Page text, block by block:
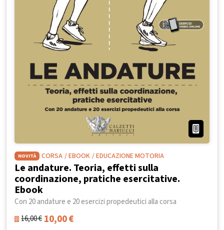
NOVITÀ CORSA / EBOOK / EDUCAZIONE MOTORIA
Le andature. Teoria, effetti sulla
coordinazione, pratiche esercitative.
Ebook
Con 20 andature e 20 esercizi propedeutici alla corsa
16,00€ 10,00€